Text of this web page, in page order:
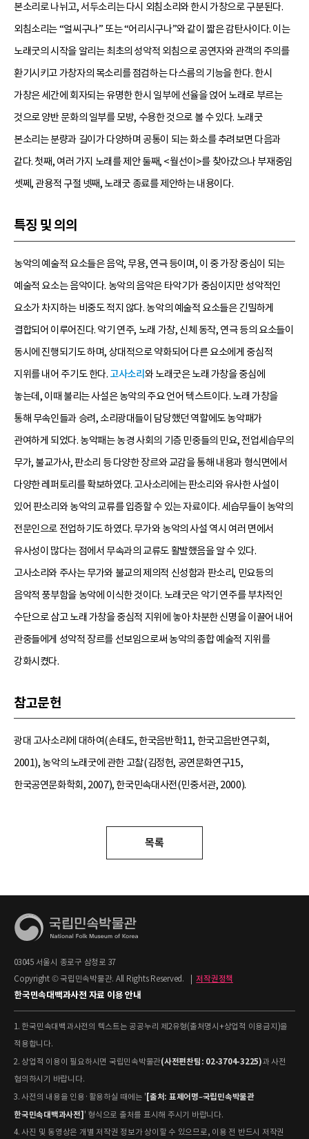
본소리로 나뉘고, 서두소리는 다시 외침소리와 한시 가창으로 구분된다.
외침소리는 “얼씨구나” 또는 “어리시구나”와 같이 짧은 감탄사이다. 이는
노래굿의 시작을 알리는 최초의 성악적 외침으로 공연자와 관객의 주의를
환기시키고 가창자의 목소리를 점검하는 다스름의 기능을 한다. 한시
가창은 세간에 회자되는 유명한 한시 일부에 선율을 얹어 노래로 부르는
것으로 양반 문화의 일부를 모방, 수용한 것으로 볼 수 있다. 노래굿
본소리는 분량과 길이가 다양하며 공통이 되는 화소를 추려보면 다음과
같다. 첫째, 여러 가지 노래를 제안 둘째, <월선이>를 찾아갔으나 부재중임
셋쩨, 관용적 구절 넷째, 노래굿 종료를 제안하는 내용이다.
특징 및 의의
농악의 예술적 요소들은 음악, 무용, 연극 등이며, 이 중 가장 중심이 되는
예술적 요소는 음악이다. 농악의 음악은 타악기가 중심이지만 성악적인
요소가 차지하는 비중도 적지 않다. 농악의 예술적 요소들은 긴밀하게
결합되어 이루어진다. 악기 연주, 노래 가창, 신체 동작, 연극 등의 요소들이
동시에 진행되기도 하며, 상대적으로 약화되어 다른 요소에게 중심적
지위를 내어 주기도 한다. 고사소리 와 노래굿은 노래 가창을 중심에
놓는데, 이때 불리는 사설은 농악의 주요 언어 텍스트이다. 노래 가창을
통해 무속인들과 승려, 소리광대들이 담당했던 역할에도 농악패가
관여하게 되었다. 농악패는 농경 사회의 기층 민중들의 민요, 전업세습무의
무가, 불교가사, 판소리 등 다양한 장르와 교감을 통해 내용과 형식면에서
다양한 레퍼토리를 확보하였다. 고사소리에는 판소리와 유사한 사설이
있어 판소리와 농악의 교류를 입증할 수 있는 자료이다. 세습무들이 농악의
전문인으로 전업하기도 하였다. 무가와 농악의 사설 역시 여러 면에서
유사성이 많다는 점에서 무속과의 교류도 활발했음을 알 수 있다.
고사소리와 주사는 무가와 불교의 제의적 신성함과 판소리, 민요등의
음악적 풍부함을 농악에 이식한 것이다. 노래굿은 악기 연주를 부차적인
수단으로 삼고 노래 가창을 중심적 지위에 놓아 차분한 신명을 이끌어 내어
관중들에게 성악적 장르를 선보임으로써 농악의 종합 예술적 지위를
강화시켰다.
참고문헌
광대 고사소리에 대하여(손태도, 한국음반학11, 한국고음반연구회,
2001), 농악의 노래굿에 관한 고찰(김정헌, 공연문화연구15,
한국공연문화학회, 2007), 한국민속대사전(민중서관, 2000).
목록
03045 서울시 종로구 삼청로 37
Copyright © 국립민속박물관. All Rights Reserved.
저작권정책
한국민속대백과사전 자료 이용 안내
1. 한국민속대백과사전의 텍스트는 공공누리 제2유형(출처명시+상업적 이용금지)을
적용합니다.
2. 상업적 이용이 필요하시면 국립민속박물관(사전편찬팀: 02-3704-3225)과 사전
협의하시기 바랍니다.
3. 사전의 내용을 인용·활용하실 때에는 ' [출처: 표제어명–국립민속박물관
한국민속대백과사전] ' 형식으로 출처를 표시해 주시기 바랍니다.
4. 사진 및 동영상은 개별 저작권 정보가 상이할 수 있으므로, 이용 전 반드시 저작권